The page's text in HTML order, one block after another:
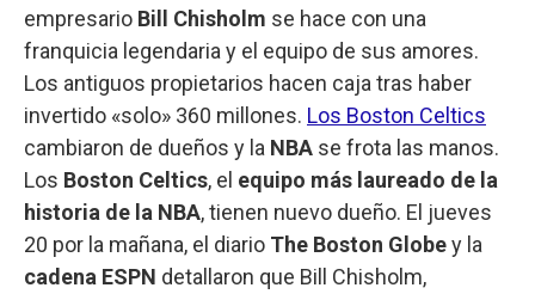
empresario Bill Chisholm se hace con una
franquicia legendaria y el equipo de sus amores.
Los antiguos propietarios hacen caja tras haber
invertido «solo» 360 millones. Los Boston Celtics
cambiaron de dueños y la NBA se frota las manos.
Los Boston Celtics, el equipo más laureado de la
historia de la NBA, tienen nuevo dueño. El jueves
20 por la mañana, el diario The Boston Globey la
cadena ESPN detallaron que Bill Chisholm,